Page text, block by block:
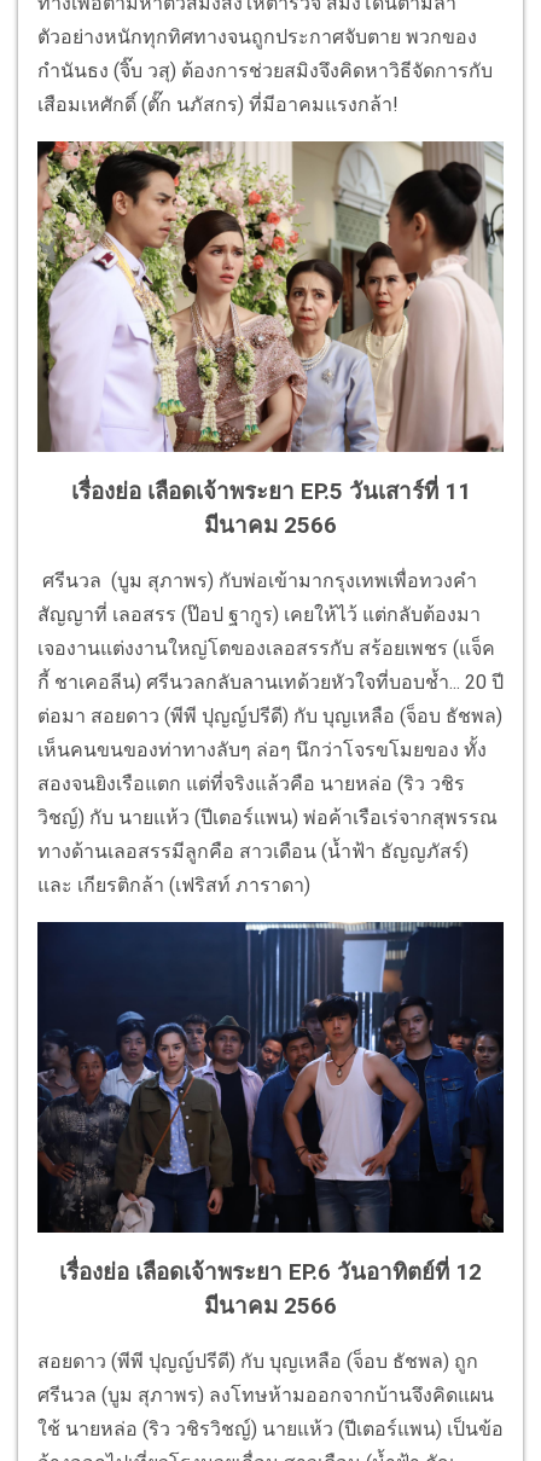
ตัวอย่างหนักทุกทิศทางจนถูกประกาศจับตาย พวกของ
กำนันธง (จิ๊บ วสุ) ต้องการช่วยสมิงจึงคิดหาวิธีจัดการกับ
เสือมเหศักดิ์ (ตั๊ก นภัสกร) ที่มีอาคมแรงกล้า!
เรื่องย่อ เลือดเจ้าพระยา EP.5 วันเสาร์ที่ 11
มีนาคม 2566
ศรีนวล (บูม สุภาพร) กับพ่อเข้ามากรุงเทพเพื่อทวงคำ
สัญญาที่ เลอสรร (ป๊อป ฐากูร) เคยให้ไว้ แต่กลับต้องมา
เจองานแต่งงานใหญ่โตของเลอสรรกับ สร้อยเพชร (แจ็ค
กี้ ชาเคอลีน) ศรีนวลกลับลานเทด้วยหัวใจที่บอบช้ำ... 20 ปี
ต่อมา สอยดาว (พีพี ปุญญ์ปรีดี) กับ บุญเหลือ (จ็อบ ธัชพล)
เห็นคนขนของท่าทางลับๆ ล่อๆ นึกว่าโจรขโมยของ ทั้ง
สองจนยิงเรือแตก แต่ที่จริงแล้วคือ นายหล่อ (ริว วชิร
วิชญ์) กับ นายแห้ว (ปีเตอร์แพน) พ่อค้าเรือเร่จากสุพรรณ
ทางด้านเลอสรรมีลูกคือ สาวเดือน (น้ำฟ้า ธัญญภัสร์)
และ เกียรติกล้า (เฟริสท์ ภาราดา)
เรื่องย่อ เลือดเจ้าพระยา EP.6 วันอาทิตย์ที่ 12
มีนาคม 2566
สอยดาว (พีพี ปุญญ์ปรีดี) กับ บุญเหลือ (จ็อบ ธัชพล) ถูก
ศรีนวล (บูม สุภาพร) ลงโทษห้ามออกจากบ้านจึงคิดแผน
ใช้ นายหล่อ (ริว วชิรวิชญ์) นายแห้ว (ปีเตอร์แพน) เป็นข้อ